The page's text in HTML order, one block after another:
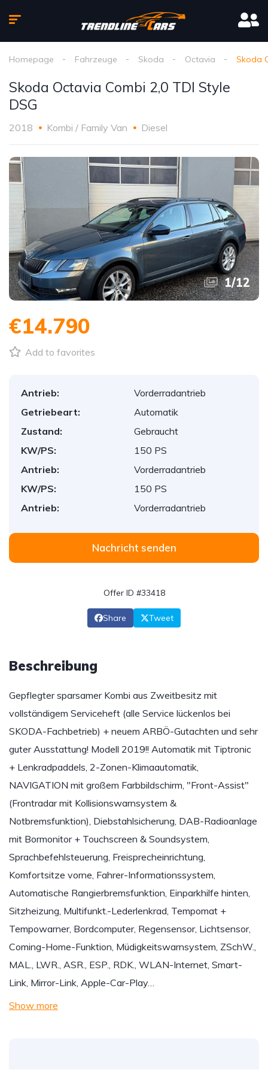
Homepage Fahrzeuge Skoda Octavia Skoda
Skoda Octavia Combi 2,0 TDI Style
DSG
2018 Kombi / Family Van Diesel
1/12
€14.790
Add to favorites
Antrieb:
Vorderradantrieb
Getriebeart:
Automatik
Zustand:
Gebraucht
KW/PS:
150 PS
Antrieb:
Vorderradantrieb
KW/PS:
150 PS
Antrieb:
Vorderradantrieb
Nachricht senden
Offer ID #33418
Share Tweet
Beschreibung
Gepflegter sparsamer Kombi aus Zweitbesitz mit
vollständigem Serviceheft (alle Service lückenlos bei
SKODA-Fachbetrieb) + neuem ARBÖ-Gutachten und sehr
guter Ausstattung! Modell 2019!! Automatik mit Tiptronic
+ Lenkradpaddels, 2-Zonen-Klimaautomatik,
NAVIGATION mit großem Farbbildschirm, "Front-Assist"
(Frontradar mit Kollisionswarnsystem &
Notbremsfunktion), Diebstahlsicherung, DAB-Radioanlage
mit Bormonitor + Touchscreen & Soundsystem,
Sprachbefehlsteuerung, Freisprecheinrichtung,
Komfortsitze vorne, Fahrer-Informationssystem,
Automatische Rangierbremsfunktion, Einparkhilfe hinten,
Sitzheizung, Multifunkt.-Lederlenkrad, Tempomat +
Tempowarner, Bordcomputer, Regensensor, Lichtsensor,
Coming-Home-Funktion, Müdigkeitswarnsystem, ZSchW.,
MAL., LWR., ASR., ESP., RDK., WLAN-Internet, Smart-
Link, Mirror-Link, Apple-Car-Play…
Show more